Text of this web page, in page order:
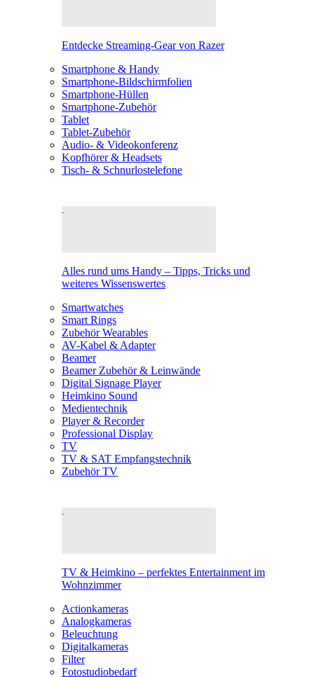
Entdecke Streaming-Gear von Razer
Smartphone & Handy
Smartphone-Bildschirmfolien
Smartphone-Hüllen
Smartphone-Zubehör
Tablet
Tablet-Zubehör
Audio- & Videokonferenz
Kopfhörer & Headsets
Tisch- & Schnurlostelefone
Alles rund ums Handy – Tipps, Tricks und
weiteres Wissenswertes
Smartwatches
Smart Rings
Zubehör Wearables
AV-Kabel & Adapter
Beamer
Beamer Zubehör & Leinwände
Digital Signage Player
Heimkino Sound
Medientechnik
Player & Recorder
Professional Display
TV
TV & SAT Empfangstechnik
Zubehör TV
TV & Heimkino – perfektes Entertainment im
Wohnzimmer
Actionkameras
Analogkameras
Beleuchtung
Digitalkameras
Filter
Fotostudiobedarf